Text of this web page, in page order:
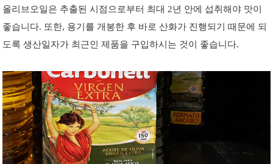
올리브오일은 추출된 시점으로부터 최대 2년 안에 섭취해야 맛이
좋습니다. 또한, 용기를 개봉한 후 바로 산화가 진행되기 때문에 되
도록 생산일자가 최근인 제품을 구입하시는 것이 좋습니다.